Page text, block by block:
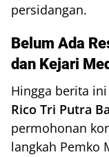
persidangan.
Belum Ada
dan Kejari
Hingga berita
Rico Tri Putra
permohonan
langkah Pemko